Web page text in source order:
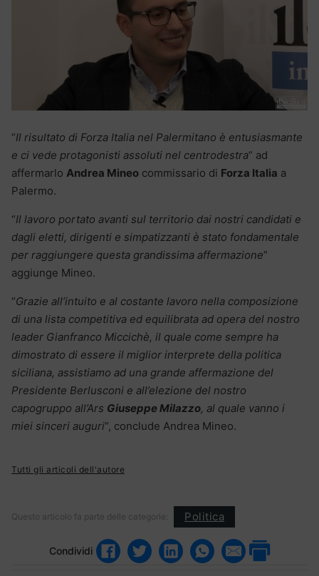
“Il risultato di Forza Italia nel Palermitano è entusiasmante
e ci vede protagonisti assoluti nel centrodestra” ad
affermarlo Andrea Mineo commissario di Forza Italia a
Palermo.
“Il lavoro portato avanti sul territorio dai nostri candidati e
dagli eletti, dirigenti e simpatizzanti è stato fondamentale
per raggiungere questa grandissima affermazione”
aggiunge Mineo.
“Grazie all’intuito e al costante lavoro nella composizione
di una lista competitiva ed equilibrata ad opera del nostro
leader Gianfranco Miccichè, il quale come sempre ha
dimostrato di essere il miglior interprete della politica
siciliana, assistiamo ad una grande affermazione del
Presidente Berlusconi e all’elezione del nostro
capogruppo all’Ars Giuseppe Milazzo, al quale vanno i
miei sinceri auguri“, conclude Andrea Mineo.
Tutti gli articoli dell'autore
Questo articolo fa parte delle categorie: Politica
Condividi